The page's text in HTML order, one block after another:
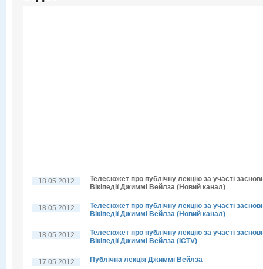
18.05.2012
Телесюжет про публічну лекцію за участі
Вікіпедії Джиммі Вейлза (Новий канал)
18.05.2012
Телесюжет про публічну лекцію за участі
Вікіпедії Джиммі Вейлза (Новий канал)
18.05.2012
Телесюжет про публічну лекцію за участі
Вікіпедії Джиммі Вейлза (ICTV)
17.05.2012 Публічна лекція Джиммі Вейлза